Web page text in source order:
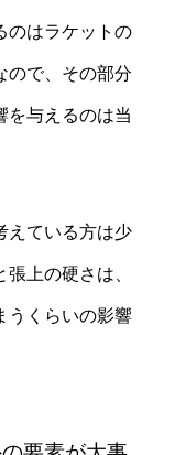
のはラケットの
ので、その部分
を与えるのは当
えている方は少
上の硬さは、
うくらいの影響